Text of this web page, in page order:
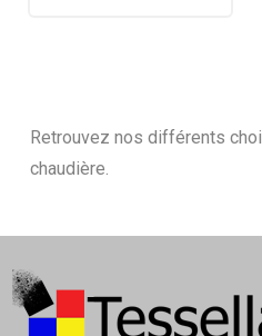
Retrouvez nos différents
chaudière.